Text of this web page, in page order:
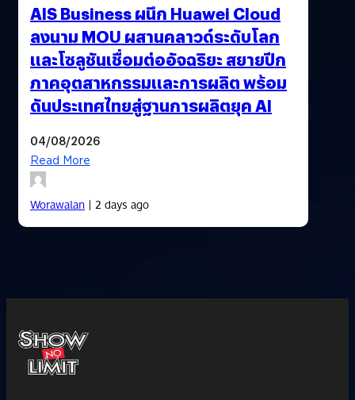
AIS Business ผนึก Huawei Cloud
ลงนาม MOU ผสานคลาวด์ระดับโลก
และโซลูชันเชื่อมต่ออัจฉริยะ สยายปีก
ภาคอุตสาหกรรมและการผลิต พร้อม
ดันประเทศไทยสู่ฐานการผลิตยุค AI
04/08/2026
Read More
Worawalan| 2 days ago